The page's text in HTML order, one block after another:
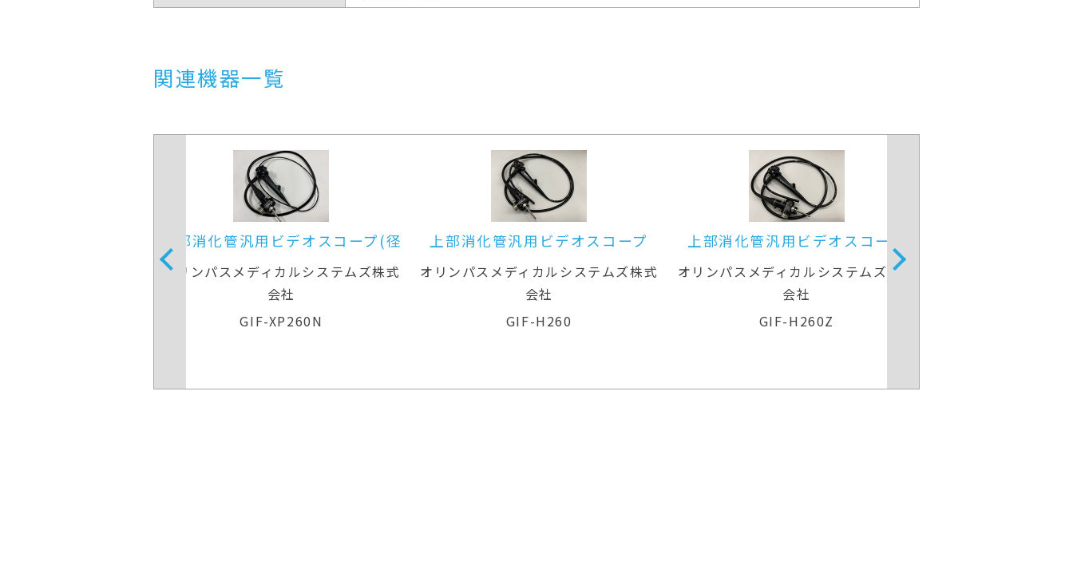
関連機器一覧
上部消化管汎用ビデオスコープ
オリンパスメディカルシステムズ株式
会社
GIF-H260
上部消化管汎用ビデオスコープ
オリンパスメディカルシステムズ株式
会社
GIF-H260Z
上部消化管用経鼻スコープ
富士フイルムメディカル
EG-840N